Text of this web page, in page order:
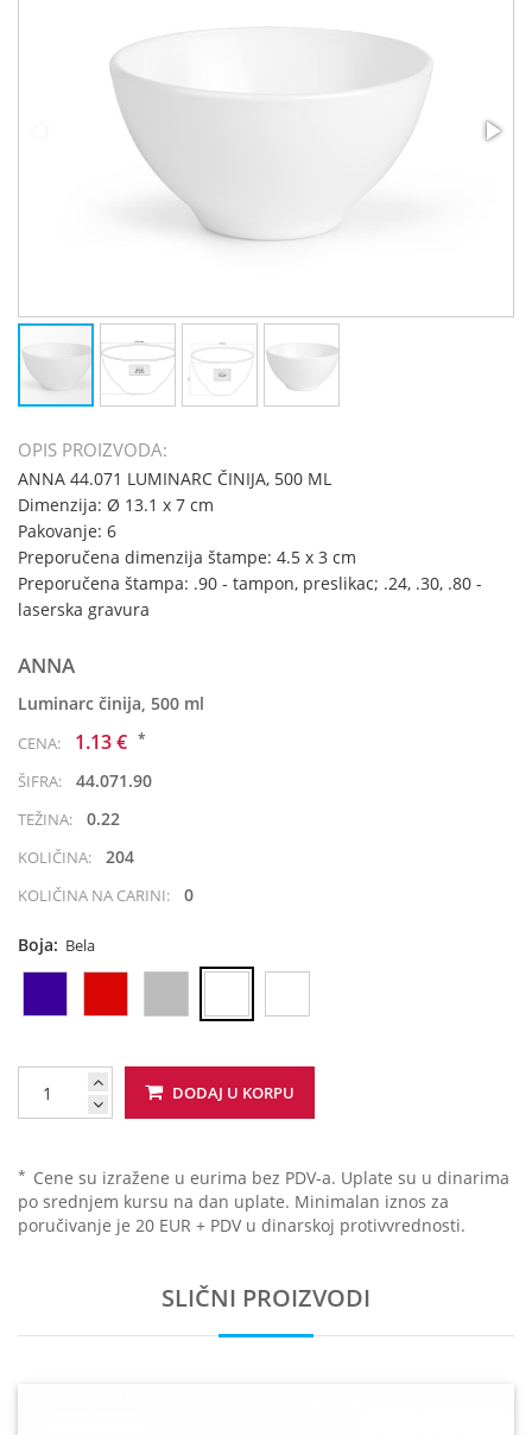
OPIS PROIZVODA:
ANNA 44.071 LUMINARC ČINIJA, 500 ML
Dimenzija: Ø 13.1 x 7 cm
Pakovanje: 6
Preporučena dimenzija štampe: 4.5 x 3 cm
Preporučena štampa: .90 - tampon, preslikac; .24, .30, .80 -
laserska gravura
ANNA
Luminarc činija, 500 ml
CENA: 1.13 € *
ŠIFRA: 44.071.90
TEŽINA: 0.22
KOLIČINA: 204
KOLIČINA NA CARINI: 0
Boja: Bela
DODAJ U KORPU
* Cene su izražene u eurima bez PDV-a. Uplate su u dinarima
po srednjem kursu na dan uplate. Minimalan iznos za
poručivanje je 20 EUR + PDV u dinarskoj protivvrednosti.
SLIČNI PROIZVODI